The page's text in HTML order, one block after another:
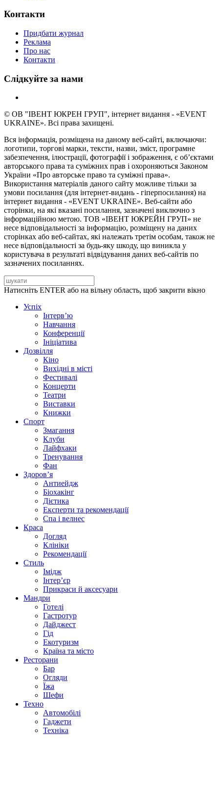
Контакти
Придбати журнал
Реклама
Про нас
Контакти
Слідкуйте за нами
© ОВ "ІВЕНТ ЮКРЕН ГРУП", інтернет видання - «EVENT
UKRAINE». Всі права захищені.
Вся інформація, розміщена на даному веб-сайті, включаючи:
логотипи, торгові марки, тексти, назви, зміст, програмне
забезпечення, ілюстрації, фотографії і зображення, є об’єктами
авторського права та суміжних прав і охороняються Законом
України «Про авторське право та суміжні права».
Використання матеріалів даного сайту можливе тільки за
умови посилання (для інтернет-видань - гіперпосилання) на
інтернет видання - «EVENT UKRAINE». Веб-сайти або
сторінки, на які вказані посилання, зазначені виключно з
інформаційною метою. ТОВ «ІВЕНТ ЮКРЕЙН ГРУП» не
несе відповідальності за інформацію, розміщену на даних
сторінках або веб-сайтах, які належать третім особам, також не
несе відповідальності за будь-яку шкоду, що виникла у
користувача в результаті відвідування даних веб-сайтів по
зазначених посиланнях.
Натисніть ENTER або на вільну область, щоб закрити вікно
Успіх
Інтерв’ю
Навчання
Конференції
Ініціатива
Дозвілля
Кіно
Вихідні в місті
Фестивалі
Концерти
Театри
Виставки
Книжки
Спорт
Змагання
Клуби
Лайфхаки
Тренування
Фан
Здоров’я
Антиейдж
Біохакінг
Дієтика
Експерти та рекомендації
Спа i велнес
Краса
Догляд
Клініки
Рекомендації
Стиль
Імідж
Інтер’єр
Прикраси й аксесуари
Мандри
Готелі
Гастротур
Дайджест
Гід
Екотуризм
Країна та місто
Ресторани
Бар
Огляди
Їжа
Шефи
Техно
Автомобілі
Гаджети
Техніка